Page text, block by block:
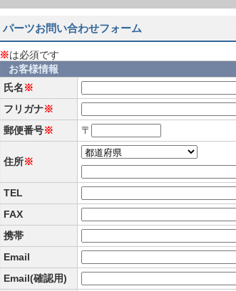
パーツお問い合わせフォーム
※は必須です
お客様情報
氏名※
フリガナ※
郵便番号※ 〒
住所※
TEL
FAX
携帯
Email
Email(確認用)